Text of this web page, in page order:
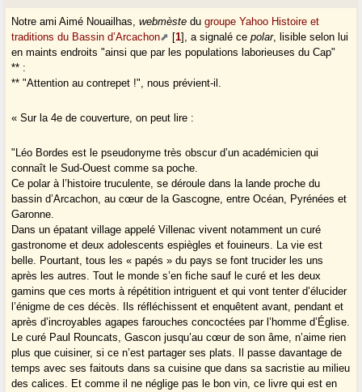
Notre ami Aimé Nouailhas,webmèste dugroupe Yahoo Histoire et
traditions du Bassin d’Arcachon
[1] , a signalé cepolar, lisible selon lui
en maints endroits "ainsi que par les populations laborieuses du Cap"
** :
** "Attention au contrepet !", nous prévient-il.
« Sur la 4e de couverture, on peut lire :
"Léo Bordes est le pseudonyme très obscur d’un académicien qui
connaît le Sud-Ouest comme sa poche.
Ce polar à l’histoire truculente, se déroule dans la lande proche du
bassin d’Arcachon, au cœur de la Gascogne, entre Océan, Pyrénées et
Garonne.
Dans un épatant village appelé Villenac vivent notamment un curé
gastronome et deux adolescents espiègles et fouineurs. La vie est
belle. Pourtant, tous les « papés » du pays se font trucider les uns
après les autres. Tout le monde s’en fiche sauf le curé et les deux
gamins que ces morts à répétition intriguent et qui vont tenter d’élucider
l’énigme de ces décès. Ils réfléchissent et enquêtent avant, pendant et
après d’incroyables agapes farouches concoctées par l’homme d’Église.
Le curé Paul Rouncats, Gascon jusqu’au cœur de son âme, n’aime rien
plus que cuisiner, si ce n’est partager ses plats. Il passe davantage de
temps avec ses faitouts dans sa cuisine que dans sa sacristie au milieu
des calices. Et comme il ne néglige pas le bon vin, ce livre qui est en